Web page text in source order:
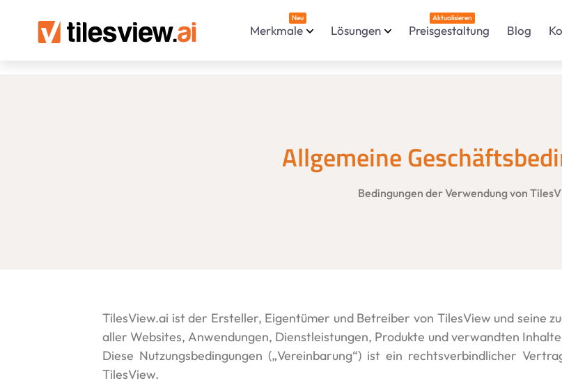
Merkmale
Neu
Lösungen Preisgestaltung
Aktualisieren
Blog
Allgemeine
Bedingungen der Verwendung von
TilesView.ai ist der Ersteller, Eigentümer und Betreiber von TilesView und seine
aller Websites, Anwendungen, Dienstleistungen, Produkte und verwandten
Diese Nutzungsbedingungen („Vereinbarung“) ist ein rechtsverbindlicher
TilesView.